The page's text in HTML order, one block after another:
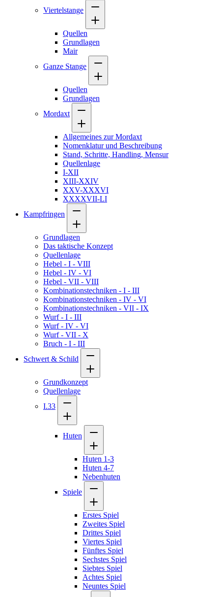
Viertelstange
Quellen
Grundlagen
Mair
Ganze Stange
Quellen
Grundlagen
Mordaxt
Allgemeines zur Mordaxt
Nomenklatur und Beschreibung
Stand, Schritte, Handling, Mensur
Quellenlage
I-XII
XIII-XXIV
XXV-XXXVI
XXXXVII-LI
Kampfringen
Grundlagen
Das taktische Konzept
Quellenlage
Hebel - I - VIII
Hebel - IV - VI
Hebel - VII - VIII
Kombinationstechniken - I - III
Kombinationstechniken - IV - VI
Kombinationstechniken - VII - IX
Wurf - I - III
Wurf - IV - VI
Wurf - VII - X
Bruch - I - III
Schwert & Schild
Grundkonzept
Quellenlage
I.33
Huten
Huten 1-3
Huten 4-7
Nebenhuten
Spiele
Erstes Spiel
Zweites Spiel
Drittes Spiel
Viertes Spiel
Fünftes Spiel
Sechstes Spiel
Siebtes Spiel
Achtes Spiel
Neuntes Spiel